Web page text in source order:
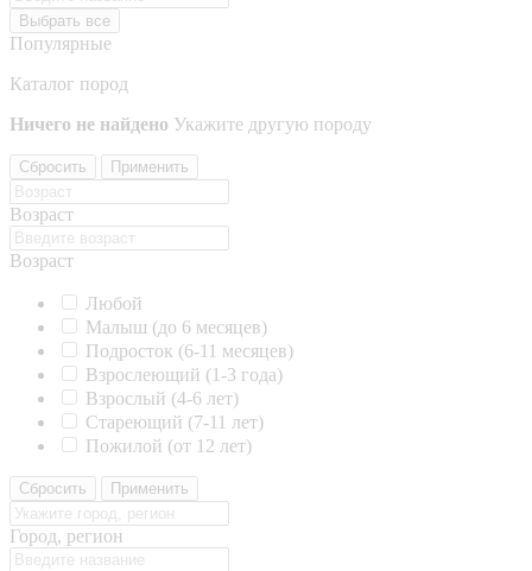
Выбрать все
Популярные
Каталог пород
Ничего не найдено Укажите другую породу
Сбросить Применить
Возраст
Возраст
Любой
Малыш (до 6 месяцев)
Подросток (6-11 месяцев)
Взрослеющий (1-3 года)
Взрослый (4-6 лет)
Стареющий (7-11 лет)
Пожилой (от 12 лет)
Сбросить Применить
Город, регион